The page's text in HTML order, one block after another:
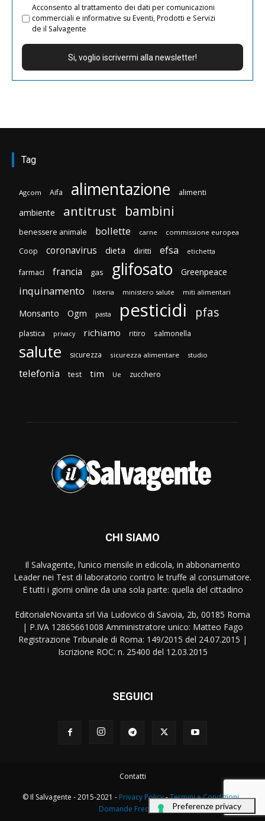
Acconsento al trattamento dei dati per comunicazioni
commerciali e informative su Eventi, Prodotti e Servizi
de il Salvagente
Tag
Agcom Aifa alimentazione alimenti
ambiente antitrust bambini
benessere animale bollette carne commissione europea
Coop coronavirus dieta diritti efsa etichetta
farmaci francia gas glifosato Greenpeace
inquinamento listeria ministero salute miti alimentari
Monsanto Ogm pasta pesticidi pfas
plastica privacy richiamo ritiro salmonella
salute sicurezza sicurezza alimentare studio
telefonia test tim Ue zucchero
CHI SIAMO
Il Salvagente, l’unico mensile in edicola, in abbonamento
Leader nei Test di laboratorio contro le truffe al consumatore.
E tutti i giorni online da una sola parte: quella del cittadino
EditorialeNovanta srl Via Ludovico di Savoia, 2b, 00185 Roma
| P.IVA 12865661008 Amministratore unico: Matteo Fago
Registrazione Tribunale di Roma: 149/2015 del 24.07.2015 |
Iscrizione ROC: n. 25400 del 12.03.2015
SEGUICI
Contatti
© Il Salvagente - 2015-2021 - Privacy Policy-Termini e Condizioni-
Domande Frequenti